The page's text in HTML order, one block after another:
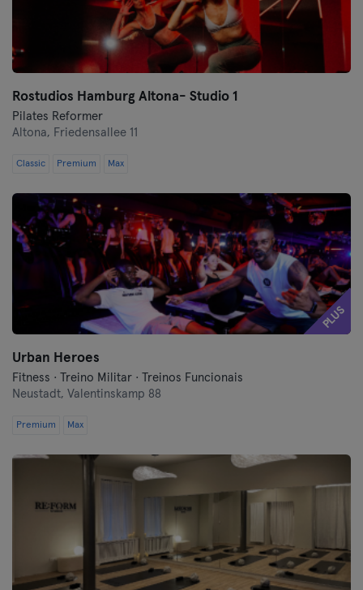
Rostudios Hamburg Altona- Studio 1
Pilates Reformer
Altona, Friedensallee 11
Classic Premium Max
PLUS
Urban Heroes
Fitness · Treino Militar · Treinos Funcionais
Neustadt, Valentinskamp 88
Premium Max
Estugarda
Trier
Wolfsburg
Wuppertal
Wurtzburgo
Zwickau